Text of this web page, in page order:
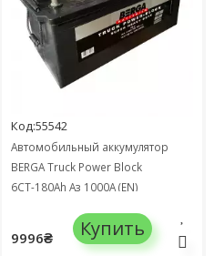
Код:55542
Автомобильный аккумулятор
BERGA Truck Power Block
6СТ-180Ah Аз 1000A (EN)
9996₴ Купить